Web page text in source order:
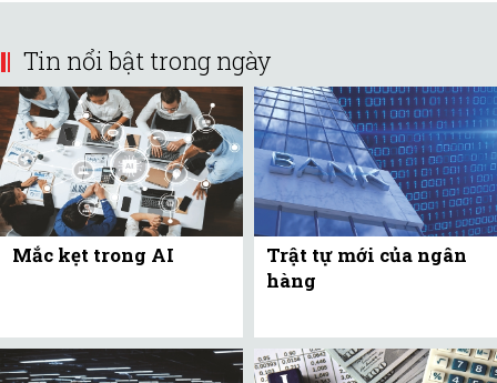
Tin nổi bật trong ngày
Mắc kẹt trong AI
Trật tự mới của ngân
hàng